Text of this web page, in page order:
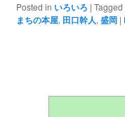
Posted in いろいろ | Tagged
まちの本屋, 田口幹人,盛岡 |